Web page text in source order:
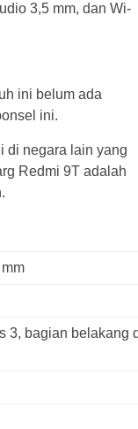
3,5 mm, dan Wi-
ini belum ada
ini.
di negara lain yang
Redmi 9T adalah
3, bagian belakang